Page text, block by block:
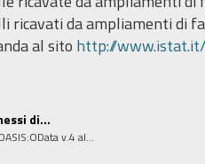
ricavati da ampliamenti di
al sito http://
di...
v.4 al...